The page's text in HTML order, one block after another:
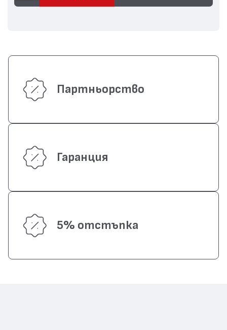
Партньорство
Гаранция
5% отстъпка